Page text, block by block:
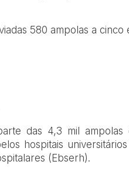
580 ampolas a cinco
das 4,3 mil ampolas
hospitais
(Ebserh).